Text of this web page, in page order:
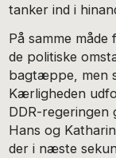
tanker ind i
På samme
de politiske
bagtæppe, men
Kærligheden
DDR-regeringen
Hans og
der i næste